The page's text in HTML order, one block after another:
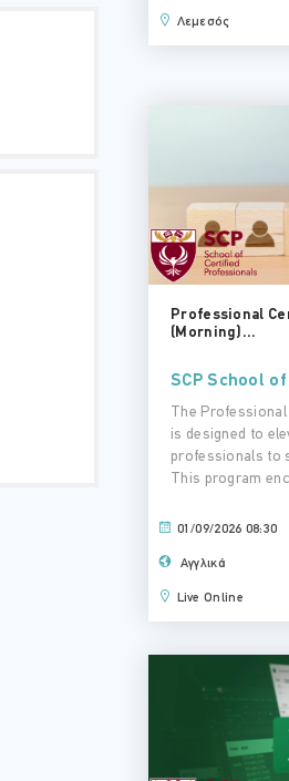
Λεμεσός
Professional
(Morning)...
SCP School
The
is designed to
professionals to
This program
01/09/2026 08:30
Αγγλικά
Live Online